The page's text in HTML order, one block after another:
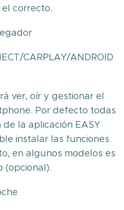
correcto.
CARPLAY/ANDROID
ver, oír y gestionar el
Por defecto todas
la aplicación EASY
instalar las funciones
en algunos modelos es
(opcional).